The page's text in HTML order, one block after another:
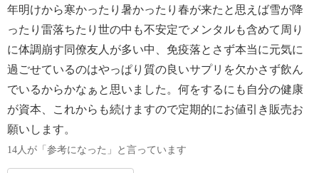
年明けから寒かったり暑かったり春が来たと思えば雪が降
ったり雷落ちたり世の中も不安定でメンタルも含めて周り
に体調崩す同僚友人が多い中、免疫落とさず本当に元気に
過ごせているのはやっぱり質の良いサプリを欠かさず飲ん
でいるからかなぁと思いました。何をするにも自分の健康
が資本、これからも続けますので定期的にお値引き販売お
願いします。
14人が「参考になった」と言っています